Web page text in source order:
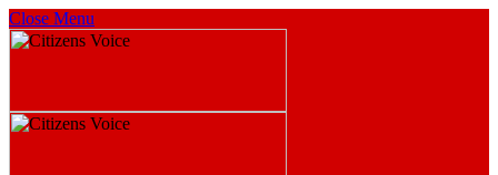
Close Menu